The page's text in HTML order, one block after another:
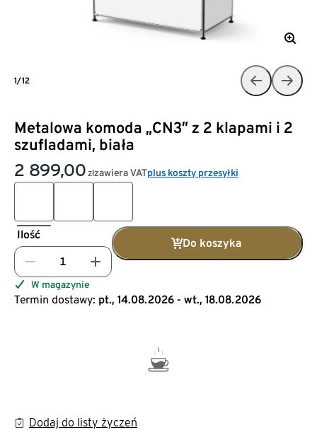
Metalowa komoda „CN3” z 2 klapami i 2
szufladami, biała
2 899,00 złzawiera VATplus koszty przesyłki
Ilość
Do koszyka
W magazynie
Termin dostawy: pt., 14.08.2026 - wt., 18.08.2026
Dodaj do listy życzeń
1/12